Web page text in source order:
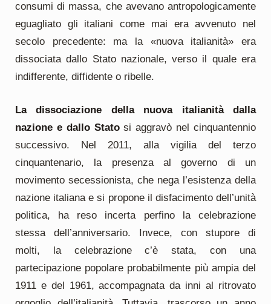
consumi di massa, che avevano antropologicamente
eguagliato gli italiani come mai era avvenuto nel
secolo precedente: ma la «nuova italianità» era
dissociata dallo Stato nazionale, verso il quale era
indifferente, diffidente o ribelle.
La dissociazione della nuova italianità dalla
nazione e dallo Statosi aggravò nel cinquantennio
successivo. Nel 2011, alla vigilia del terzo
cinquantenario, la presenza al governo di un
movimento secessionista, che nega l’esistenza della
nazione italiana e si propone il disfacimento dell’unità
politica, ha reso incerta perfino la celebrazione
stessa dell’anniversario. Invece, con stupore di
molti, la celebrazione c’è stata, con una
partecipazione popolare probabilmente più ampia del
1911 e del 1961, accompagnata da inni al ritrovato